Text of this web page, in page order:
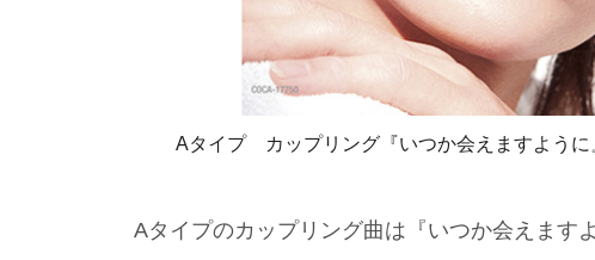
Aタイプ カップリング『いつか会えますよう
Aタイプのカップリング曲は『いつか会えます